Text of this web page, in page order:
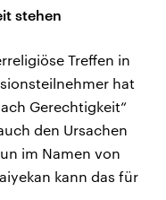
stehen
Treffen in
hat
Gerechtigkeit“
den Ursachen
im Namen von
kann das für